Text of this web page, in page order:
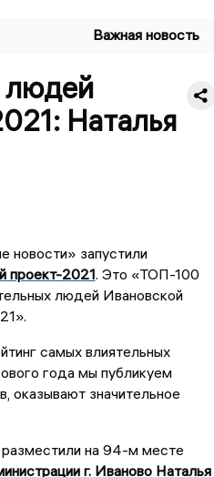
Важная новость
людей
Наталья
новости» запустили
проект-2021. Это «ТОП-100
людей Ивановской
самых влиятельных
года мы публикуем
оказывают значительное
на 94-м месте
г. Иваново Наталья